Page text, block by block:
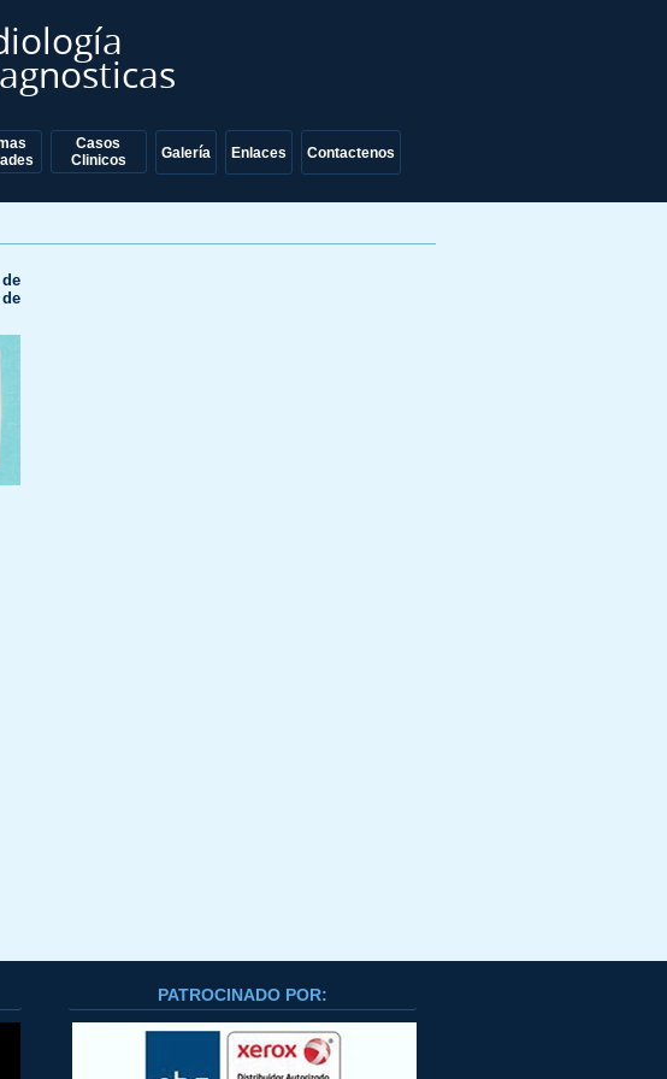
Casos
Clinicos
Galería Enlaces Contactenos
PATROCINADO POR: